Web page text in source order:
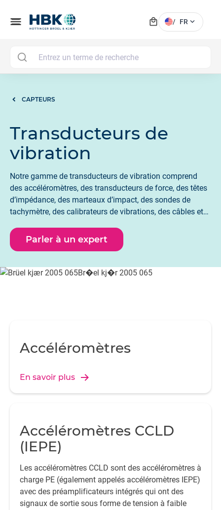
menu local_mall / FR expand_more
CAPTEURS
Transducteurs de
vibration
Notre gamme de transducteurs de vibration comprend
des accéléromètres, des transducteurs de force, des têtes
d’impédance, des marteaux d’impact, des sondes de
tachymètre, des calibrateurs de vibrations, des câbles et
Parler à un expert
Accéléromètres
En savoir plus
Accéléromètres CCLD
(IEPE)
Les accéléromètres CCLD sont des accéléromètres à
charge PE (également appelés accéléromètres IEPE)
avec des préamplificateurs intégrés qui ont des
signaux de sortie sous forme de tension à faible